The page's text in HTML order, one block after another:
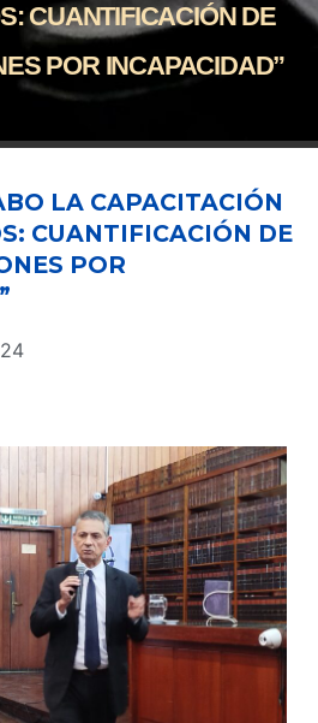
CUANTIFICACIÓN DE
POR INCAPACIDAD”
LA CAPACITACIÓN
CUANTIFICACIÓN DE
POR